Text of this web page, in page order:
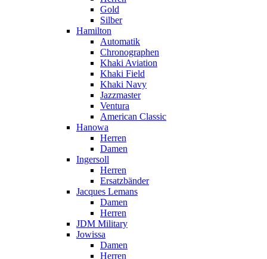
Gold
Silber
Hamilton
Automatik
Chronographen
Khaki Aviation
Khaki Field
Khaki Navy
Jazzmaster
Ventura
American Classic
Hanowa
Herren
Damen
Ingersoll
Herren
Ersatzbänder
Jacques Lemans
Damen
Herren
JDM Military
Jowissa
Damen
Herren